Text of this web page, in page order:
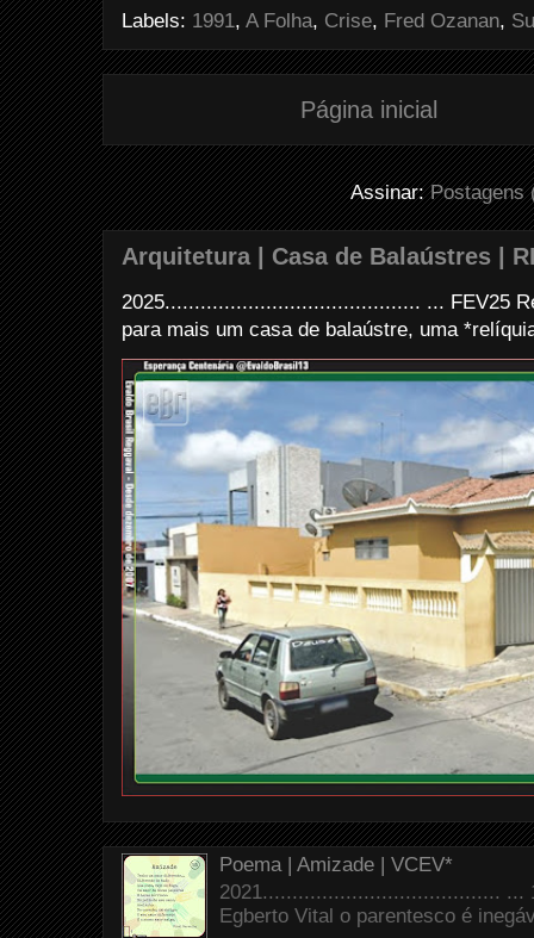
o
k
r
e
s
t
Labels: 1991, A Folha, Crise, Fred Ozanan,
Página inicial
Assinar:Postagens
Arquitetura | Casa de Balaústres |
2025........................................... ... FEV25
para mais um casa de balaústre, uma
Poema | Amizade | VCEV*
2021........................................ ...
Egberto Vital o parentesco é